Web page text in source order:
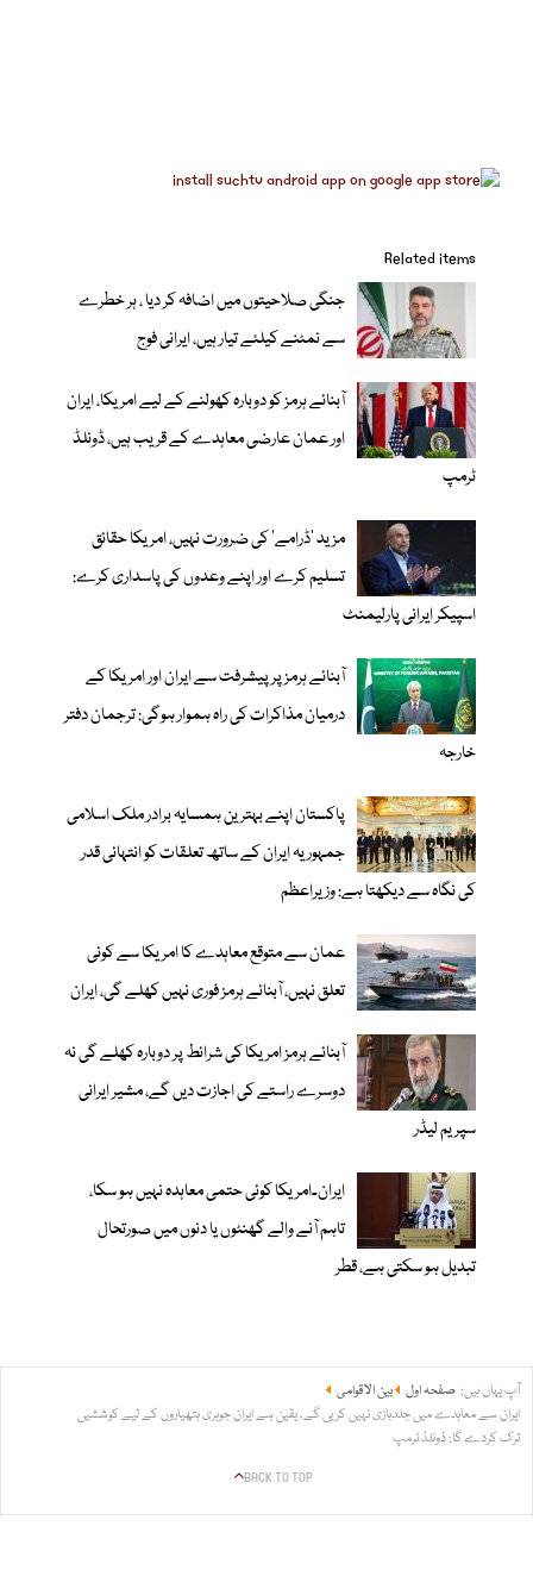
Related items
جنگی صلاحیتوں میں اضافہ کر دیا ، ہر خطرے
سے نمٹنے کیلئے تیار ہیں، ایرانی فوج
آبنائے ہرمز کو دوبارہ کھولنے کے لیے امریکا، ایران
اور عمان عارضی معاہدے کے قریب ہیں، ڈونلڈ
ٹرمپ
مزید 'ڈرامے' کی ضرورت نہیں، امریکا حقائق
تسلیم کرے اور اپنے وعدوں کی پاسداری کرے:
اسپیکر ایرانی پارلیمنٹ
آبنائے ہرمز پر پیشرفت سے ایران اور امریکا کے
درمیان مذاکرات کی راہ ہموار ہوگی: ترجمان دفتر
خارجہ
پاکستان اپنے بہترین ہمسایہ برادر ملک اسلامی
جمہوریہ ایران کے ساتھ تعلقات کو انتہائی قدر
کی نگاہ سے دیکھتا ہے: وزیراعظم
عمان سے متوقع معاہدے کا امریکا سے کوئی
تعلق نہیں، آبنائے ہرمز فوری نہیں کھلے گی، ایران
آبنائے ہرمز امریکا کی شرائط پر دوبارہ کھلے گی نہ
دوسرے راستے کی اجازت دیں گے، مشیر ایرانی
سپریم لیڈر
ایران۔امریکا کوئی حتمی معاہدہ نہیں ہو سکا،
تاہم آنے والے گھنٹوں یا دنوں میں صورتحال
تبدیل ہو سکتی ہے، قطر
آپ یہاں ہیں: صفحہ اول
بین الاقوامی
ایران سے معاہدے میں جلدبازی نہیں کریں گے، یقین ہے ایران جوہری ہتھیاروں کے لیے کوششیں
ترک کردے گا: ڈونلڈ ٹرمپ
BACK TO TOP